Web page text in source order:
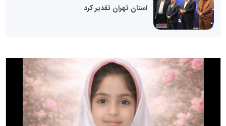
استان تهران تقدیر کرد